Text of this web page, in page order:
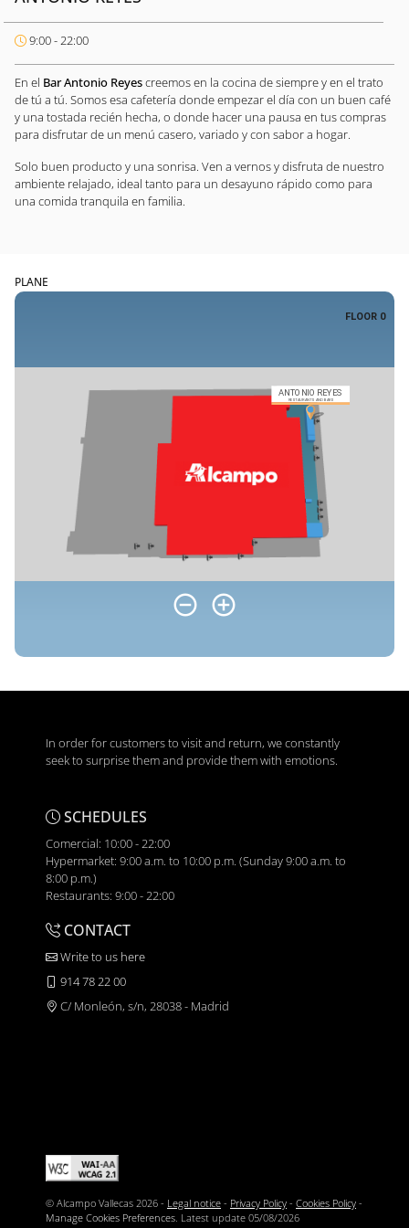
9:00 - 22:00
En el Bar Antonio Reyescreemos en la cocina de siempre y en el trato
de tú a tú. Somos esa cafetería donde empezar el día con un buen café
y una tostada recién hecha, o donde hacer una pausa en tus compras
para disfrutar de un menú casero, variado y con sabor a hogar.
Solo buen producto y una sonrisa. Ven a vernos y disfruta de nuestro
ambiente relajado, ideal tanto para un desayuno rápido como para
una comida tranquila en familia.
PLANE
In order for customers to visit and return, we constantly
seek to surprise them and provide them with emotions.
SCHEDULES
Comercial: 10:00 - 22:00
Hypermarket: 9:00 a.m. to 10:00 p.m. (Sunday 9:00 a.m. to
8:00 p.m.)
Restaurants: 9:00 - 22:00
CONTACT
Write to us here
914 78 22 00
C/ Monleón, s/n, 28038 - Madrid
© Alcampo Vallecas 2026 - Legal notice - Privacy Policy - Cookies Policy -
Manage Cookies Preferences . Latest update 05/08/2026